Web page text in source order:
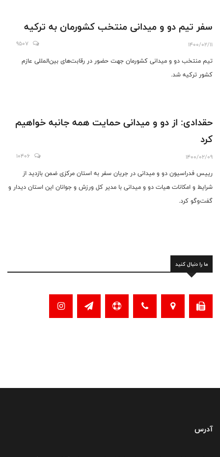
سفر تیم دو و میدانی منتخب کشورمان به ترکیه
1400/02/11
9507
تیم منتخب دو و میدانی کشورمان جهت حضور در رقابت‌های بین‌المللی عازم
کشور ترکیه شد.
حقدادی: از دو و میدانی حمایت همه جانبه خواهیم
کرد
1400/02/09
10406
رییس فدراسیون دو و میدانی در جریان سفر به استان مرکزی ضمن بازدید از
شرایط و امکانات هیات دو و میدانی با مدیر کل ورزش و جوانان این استان دیدار و
گفت‌وگو کرد.
ما را دنبال کنید
آدرس